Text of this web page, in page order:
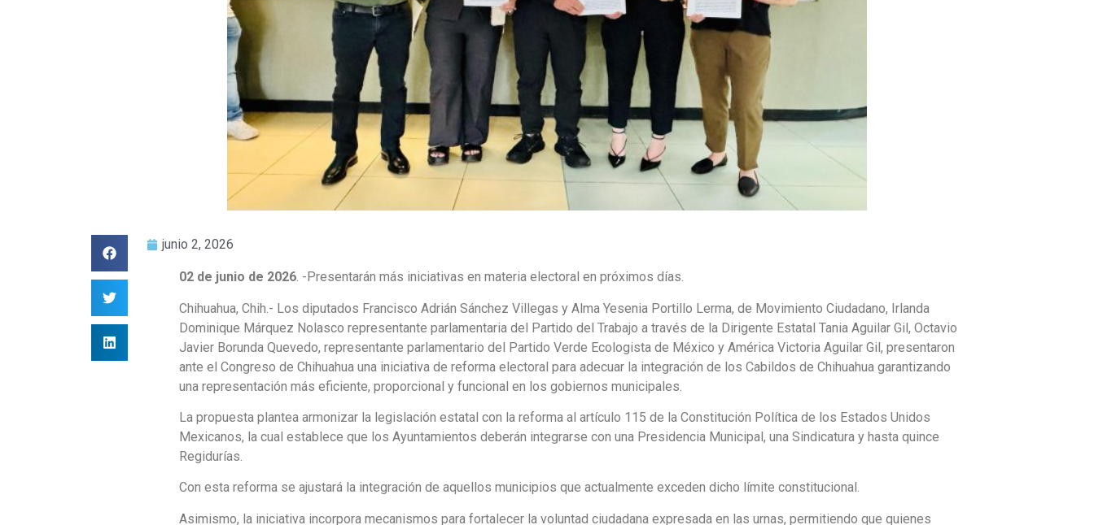
junio 2, 2026
02 de junio de 2026. -Presentarán más iniciativas en materia electoral en próximos días.
Chihuahua, Chih.- Los diputados Francisco Adrián Sánchez Villegas y Alma Yesenia Portillo Lerma, de Movimiento Ciudadano, Irlanda
Dominique Márquez Nolasco representante parlamentaria del Partido del Trabajo a través de la Dirigente Estatal Tania Aguilar Gil, Octavio
Javier Borunda Quevedo, representante parlamentario del Partido Verde Ecologista de México y América Victoria Aguilar Gil, presentaron
ante el Congreso de Chihuahua una iniciativa de reforma electoral para adecuar la integración de los Cabildos de Chihuahua garantizando
una representación más eficiente, proporcional y funcional en los gobiernos municipales.
La propuesta plantea armonizar la legislación estatal con la reforma al artículo 115 de la Constitución Política de los Estados Unidos
Mexicanos, la cual establece que los Ayuntamientos deberán integrarse con una Presidencia Municipal, una Sindicatura y hasta quince
Regidurías.
Con esta reforma se ajustará la integración de aquellos municipios que actualmente exceden dicho límite constitucional.
Asimismo, la iniciativa incorpora mecanismos para fortalecer la voluntad ciudadana expresada en las urnas, permitiendo que quienes